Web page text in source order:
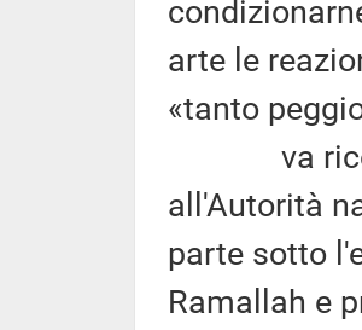
arte le
«tanto
va
all'Autorità
parte sotto
Ramallah e